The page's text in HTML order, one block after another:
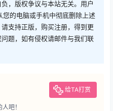
，版权争议与本站无关。用户
的电脑或手机中彻底删除上述
支持正版，购买注册，得到更
题，如有侵权请邮件与我们联
给TA打赏
吧！